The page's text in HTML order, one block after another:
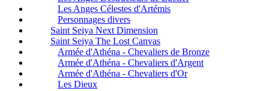
Les Anges Célestes d'Artémis
Personnages divers
Saint Seiya Next Dimension
Saint Seiya The Lost Canvas
Armée d'Athéna - Chevaliers de Bronze
Armée d'Athéna - Chevaliers d'Argent
Armée d'Athéna - Chevaliers d'Or
Les Dieux